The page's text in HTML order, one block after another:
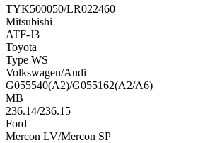
TYK500050/LR022460
Mitsubishi
ATF-J3
Toyota
Type WS
Volkswagen/Audi
G055540(A2)/G055162(A2/A6)
MB
236.14/236.15
Ford
Mercon LV/Mercon SP